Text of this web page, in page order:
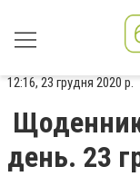
12:16, 23 грудня 2020 р.
день. 23